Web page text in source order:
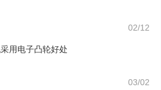
02/12
用电子凸轮好处
03/02